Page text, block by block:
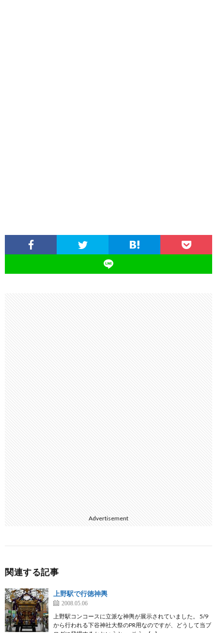
Advertisement
関連する記事
上野駅で行徳神輿
2008.05.06
上野駅コンコースに立派な神輿が展示されていました。 5/9
から行われる下谷神社大祭のPR用なのですが、どうして当ブ